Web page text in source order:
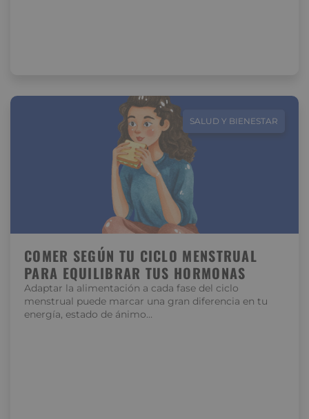
SALUD Y BIENESTAR
COMER SEGÚN TU CICLO MENSTRUAL
PARA EQUILIBRAR TUS HORMONAS
Adaptar la alimentación a cada fase del ciclo
menstrual puede marcar una gran diferencia en tu
energía, estado de ánimo…